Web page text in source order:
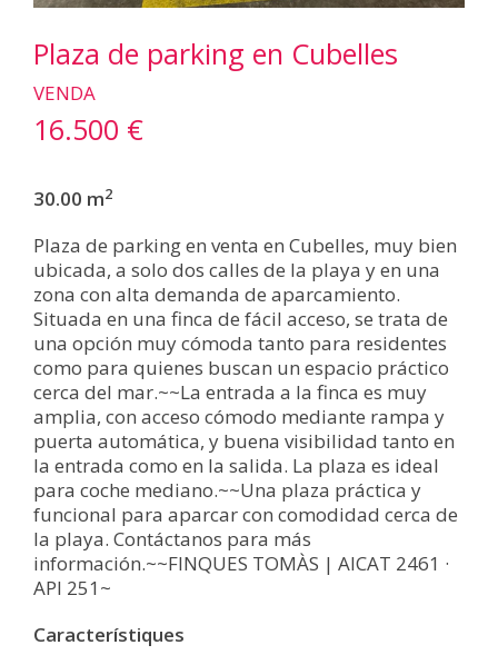
Plaza de parking en Cubelles
VENDA
16.500 €
30.00 m2
Plaza de parking en venta en Cubelles, muy bien
ubicada, a solo dos calles de la playa y en una
zona con alta demanda de aparcamiento.
Situada en una finca de fácil acceso, se trata de
una opción muy cómoda tanto para residentes
como para quienes buscan un espacio práctico
cerca del mar.~~La entrada a la finca es muy
amplia, con acceso cómodo mediante rampa y
puerta automática, y buena visibilidad tanto en
la entrada como en la salida. La plaza es ideal
para coche mediano.~~Una plaza práctica y
funcional para aparcar con comodidad cerca de
la playa. Contáctanos para más
información.~~FINQUES TOMÀS | AICAT 2461 ·
API 251~
Característiques